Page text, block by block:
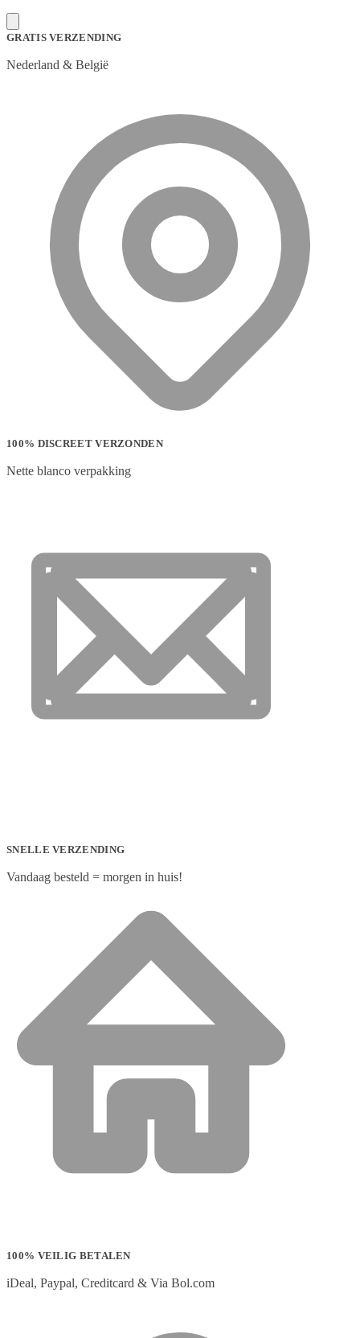
GRATIS VERZENDING
Nederland & België
100% DISCREET VERZONDEN
Nette blanco verpakking
SNELLE VERZENDING
Vandaag besteld = morgen in huis!
100% VEILIG BETALEN
iDeal, Paypal, Creditcard & Via Bol.com